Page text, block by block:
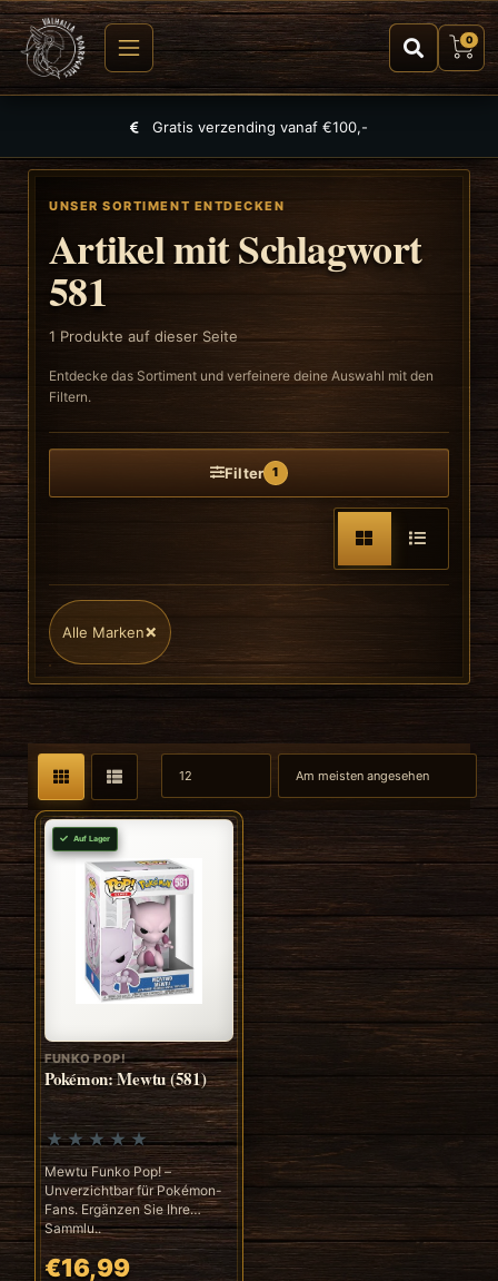
0
Gratis verzending vanaf €100,-
UNSER SORTIMENT ENTDECKEN
Artikel mit Schlagwort
581
1 Produkte auf dieser Seite
Entdecke das Sortiment und verfeinere deine Auswahl mit den
Filtern.
Filter 1
Alle Marken×
Auf Lager
FUNKO POP!
Pokémon: Mewtu (581)
Mewtu Funko Pop! –
Unverzichtbar für Pokémon-
Fans. Ergänzen Sie Ihre
Sammlu..
€16,99